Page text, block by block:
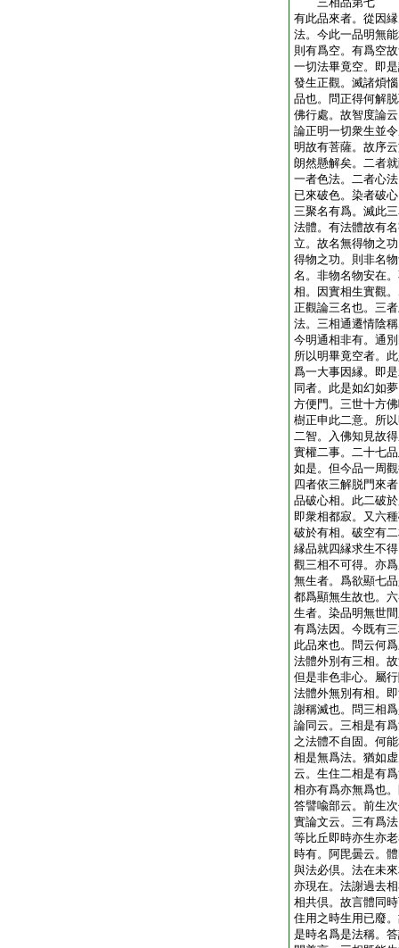
有此品來者。從因
法。今此一品明無
則有爲空。有爲空
一切法畢竟空。即
發生正觀。滅諸煩
品也。問正得何解
佛行處。故智度論
論正明一切衆生並
明故有菩薩。故序
朗然懸解矣。二者
一者色法。二者心
已來破色。染者破
三聚名有爲。滅此
法體。有法體故有
立。故名無得物之
得物之功。則非名
名。非物名物安在
相。因實相生實觀
正觀論三名也。三
法。三相通遷情陰
今明通相非有。通
所以明畢竟空者。
爲一大事因縁。即
同者。此是如幻如
方便門。三世十方
樹正申此二意。所
二智。入佛知見故
實權二事。二十七
如是。但今品一周
四者依三解脱門來
品破心相。此二破
即衆相都寂。又六
破於有相。破空有
縁品就四縁求生不
觀三相不可得。亦
無生者。爲欲顯七
都爲顯無生故也。
生者。染品明無世
有爲法因。今既有
此品來也。問云何
法體外別有三相。
但是非色非心。屬
法體外無別有相。
謝稱滅也。問三相
論同云。三相是有
之法體不自固。何
相是無爲法。猶如
云。生住二相是有
相亦有爲亦無爲也
答譬喩部云。前生
實論文云。三有爲
等比丘即時亦生亦
時有。阿毘曇云。
與法必倶。法在未
亦現在。法謝過去
相共倶。故言體同
住用之時生用已廢
是時名爲是法稱。